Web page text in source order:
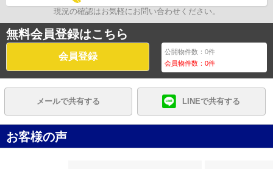
現況の確認はお気軽にお問い合わせください。
無料会員登録はこちら
会員登録 公開物件数：0件
会員物件数：0件
メールで共有する LINEで共有する
お客様の声